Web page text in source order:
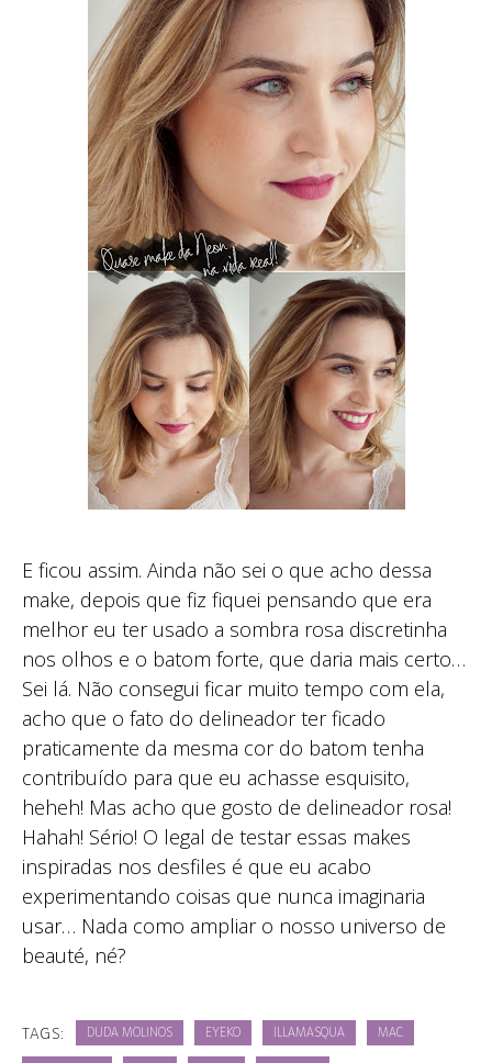
E ficou assim. Ainda não sei o que acho dessa
make, depois que fiz fiquei pensando que era
melhor eu ter usado a sombra rosa discretinha
nos olhos e o batom forte, que daria mais certo…
Sei lá. Não consegui ficar muito tempo com ela,
acho que o fato do delineador ter ficado
praticamente da mesma cor do batom tenha
contribuído para que eu achasse esquisito,
heheh! Mas acho que gosto de delineador rosa!
Hahah! Sério! O legal de testar essas makes
inspiradas nos desfiles é que eu acabo
experimentando coisas que nunca imaginaria
usar… Nada como ampliar o nosso universo de
beauté, né?
TAGS: DUDA MOLINOS EYEKO ILLAMASQUA MAC